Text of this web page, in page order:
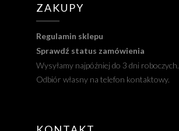
ZAKUPY
Regulamin sklepu
Sprawdź status zamówienia
Wysyłamy najpóźniej do 3 dni roboczych.
Odbiór własny na telefon kontaktowy.